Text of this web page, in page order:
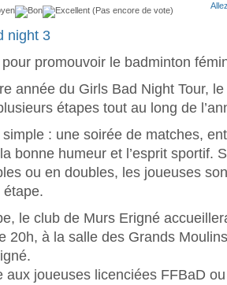
(Pas encore de vote)
night 3
promouvoir le badminton
année du Girls Bad Night Tour,
étapes tout au long de
: une soirée de matches,
bonne humeur et l’esprit sportif.
ou en doubles, les joueuses
étape.
le club de Murs Erigné
20h, à la salle des Grands
aux joueuses licenciées FFBaD